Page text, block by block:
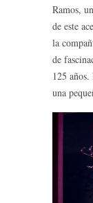
Ramos,
de este
la
de
125
una